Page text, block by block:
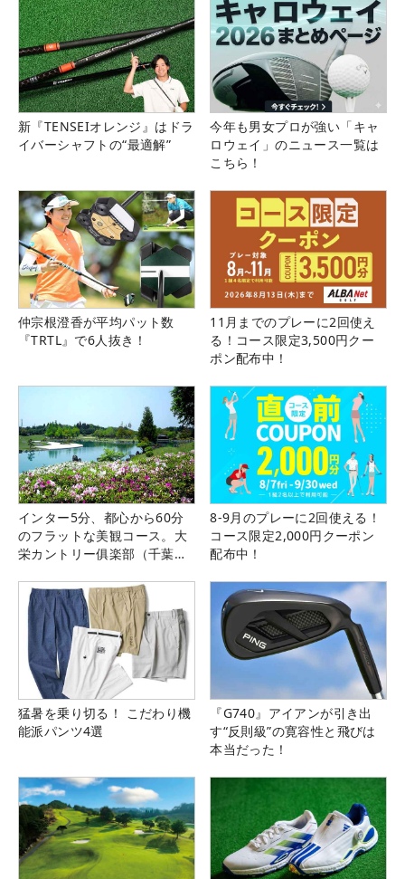
新『TENSEIオレンジ』はドラ
イバーシャフトの“最適解”
今年も男女プロが強い「キャ
ロウェイ」のニュース一覧は
こちら！
仲宗根澄香が平均パット数
『TRTL』で6人抜き！
11月までのプレーに2回使え
る！コース限定3,500円クー
ポン配布中！
インター5分、都心から60分
のフラットな美観コース。大
栄カントリー俱楽部（千葉
8-9月のプレーに2回使える！
コース限定2,000円クーポン
配布中！
猛暑を乗り切る！ こだわり機
能派パンツ4選
『G740』アイアンが引き出
す“反則級”の寛容性と飛びは
本当だった！